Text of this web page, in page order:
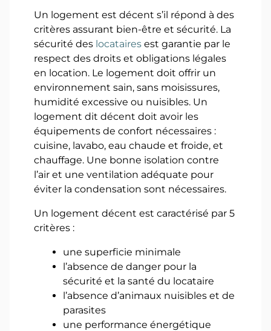
Un logement est décent s’il répond à des
critères assurant bien-être et sécurité. La
sécurité des locataires est garantie par le
respect des droits et obligations légales
en location. Le logement doit offrir un
environnement sain, sans moisissures,
humidité excessive ou nuisibles. Un
logement dit décent doit avoir les
équipements de confort nécessaires :
cuisine, lavabo, eau chaude et froide, et
chauffage. Une bonne isolation contre
l’air et une ventilation adéquate pour
éviter la condensation sont nécessaires.
Un logement décent est caractérisé par 5
critères :
une superficie minimale
l’absence de danger pour la
sécurité et la santé du locataire
l’absence d’animaux nuisibles et de
parasites
une performance énergétique